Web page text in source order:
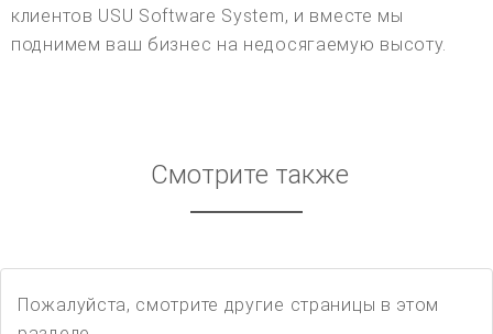
клиентов USU Software System, и вместе мы
поднимем ваш бизнес на недосягаемую высоту.
Смотрите также
Пожалуйста, смотрите другие страницы в этом